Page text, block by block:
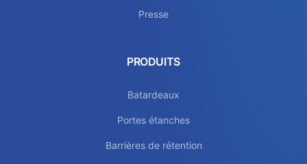
Presse
PRODUITS
Batardeaux
Portes étanches
Barrières de rétention